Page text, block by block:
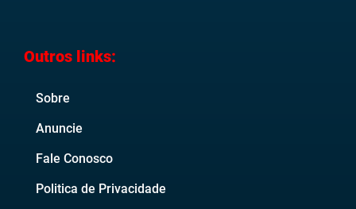
Outros links:
Sobre
Anuncie
Fale Conosco
Politica de Privacidade